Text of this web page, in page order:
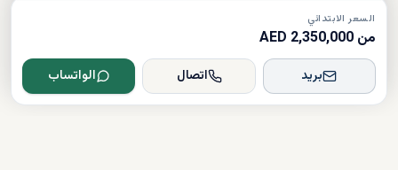
السعر الابتدائي
من 2,350,000 AED
بريد اتصال الواتساب